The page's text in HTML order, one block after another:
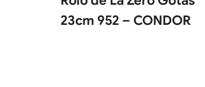
23cm 952 – CONDOR